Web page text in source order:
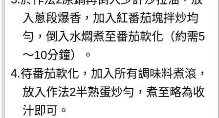
入蔥段爆香，加入紅番茄塊拌炒均
勻，倒入水燜煮至番茄軟化（約需5
～10分鐘）。
4.待番茄軟化，加入所有調味料煮滾，
放入作法2半熟蛋炒勻，煮至略為收
汁即可。